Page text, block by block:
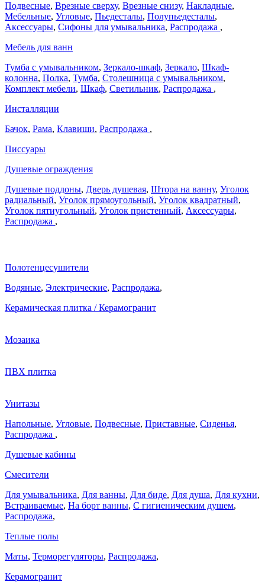
Подвесные, Врезные сверху, Врезные снизу, Накладные,
Мебельные, Угловые, Пьедесталы, Полупьедесталы,
Аксессуары, Сифоны для умывальника, Распродажа ,
Мебель для ванн
Тумба с умывальником, Зеркало-шкаф, Зеркало, Шкаф-
колонна, Полка, Тумба, Столешница с умывальником,
Комплект мебели, Шкаф, Светильник, Распродажа ,
Инсталляции
Бачок, Рама, Клавиши, Распродажа ,
Писсуары
Душевые ограждения
Душевые поддоны, Дверь душевая, Штора на ванну, Уголок
радиальный, Уголок прямоугольный, Уголок квадратный,
Уголок пятиугольный, Уголок пристенный, Аксессуары,
Распродажа ,
Полотенцесушители
Водяные, Электрические, Распродажа,
Керамическая плитка / Керамогранит
Мозаика
ПВХ плитка
Унитазы
Напольные, Угловые, Подвесные, Приставные, Сиденья,
Распродажа ,
Душевые кабины
Смесители
Для умывальника, Для ванны, Для биде, Для душа, Для кухни,
Встраиваемые, На борт ванны, C гигиеническим душем,
Распродажа,
Теплые полы
Маты, Терморегуляторы, Распродажа,
Керамогранит